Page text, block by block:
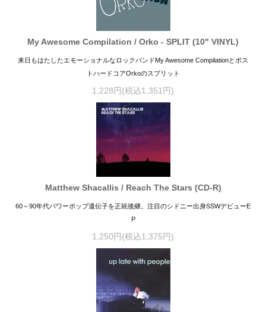
My Awesome Compilation / Orko - SPLIT (10" VINYL)
来日もはたしたエモーショナルなロックバンドMy Awesome Compilationとポス
トハードコアOrkoのスプリット
1,228円(税込1,351円)
Matthew Shacallis / Reach The Stars (CD-R)
60～90年代パワーポップ遺伝子を正統後継。注目のシドニー出身SSWデビューE
P
1,250円(税込1,375円)